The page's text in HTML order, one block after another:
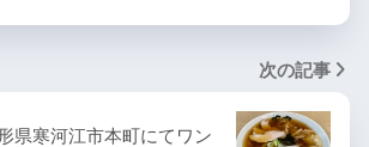
次の記事
県寒河江市本町にてワン